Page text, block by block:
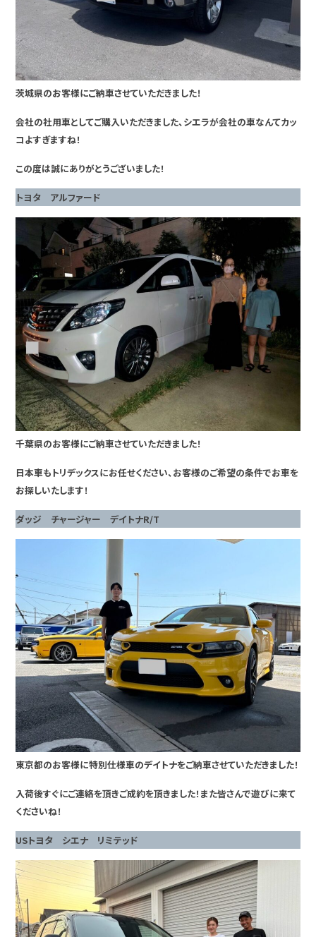
茨城県のお客様にご納車させていただきました！
会社の社用車としてご購入いただきました、シエラが会社の車なんてカッ
コよすぎますね！
この度は誠にありがとうございました！
トヨタ アルファード
千葉県のお客様にご納車させていただきました！
日本車もトリデックスにお任せください、お客様のご希望の条件でお車を
お探しいたします！
ダッジ チャージャー デイトナR/T
東京都のお客様に特別仕様車のデイトナをご納車させていただきました！
入荷後すぐにご連絡を頂きご成約を頂きました！また皆さんで遊びに来て
くださいね！
USトヨタ シエナ リミテッド